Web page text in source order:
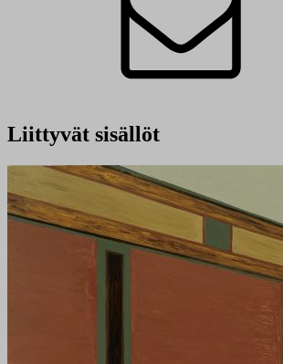
Liittyvät sisällöt